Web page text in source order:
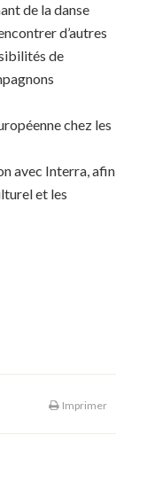
de la danse
d’autres
de
chez les
avec Interra, afin
et les
Imprimer